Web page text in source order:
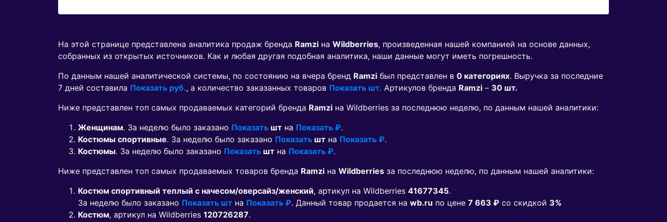
На этой странице представлена аналитика продаж бренда Ramzi на Wildberries, произведенная нашей компанией на основе данных,
собранных из открытых источников. Как и любая другая подобная аналитика, наши данные могут иметь погрешность.
По данным нашей аналитической системы, по состоянию на вчера бренд Ramzi был представлен в 0 категориях. Выручка за последние
7 дней составила Показать руб., а количество заказанных товаров Показать шт. Артикулов бренда Ramzi – 30 шт.
Ниже представлен топ самых продаваемых категорий бренда Ramzi на Wildberries за последнюю неделю, по данным нашей аналитики:
Женщинам. За неделю было заказано Показать шт на Показать ₽.
Костюмы спортивные. За неделю было заказано Показать шт на Показать ₽.
Костюмы. За неделю было заказано Показать шт на Показать ₽.
Ниже представлен топ самых продаваемых товаров бренда Ramzi на Wildberries за последнюю неделю, по данным нашей аналитики:
Костюм спортивный теплый с начесом/оверсайз/женский, артикул на Wildberries 41677345.
За неделю было заказано Показать шт на Показать ₽. Данный товар продается на wb.ru по цене 7 663 ₽ co скидкой 3%
Костюм, артикул на Wildberries 120726287.